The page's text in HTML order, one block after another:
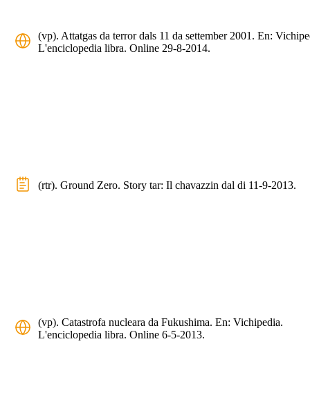
(vp). Attatgas da terror dals 11 da settember 2001. En:
L'enciclopedia libra. Online 29-8-2014.
(rtr). Ground Zero. Story tar: Il chavazzin dal di 11-9-2013.
(vp). Catastrofa nucleara da Fukushima. En: Vichipedia.
L'enciclopedia libra. Online 6-5-2013.